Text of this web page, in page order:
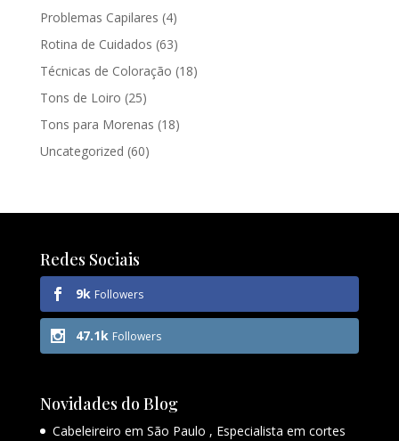
Problemas Capilares (4)
Rotina de Cuidados (63)
Técnicas de Coloração (18)
Tons de Loiro (25)
Tons para Morenas (18)
Uncategorized (60)
Redes Sociais
9k Followers
47.1k Followers
Novidades do Blog
Cabeleireiro em São Paulo , Especialista em cortes